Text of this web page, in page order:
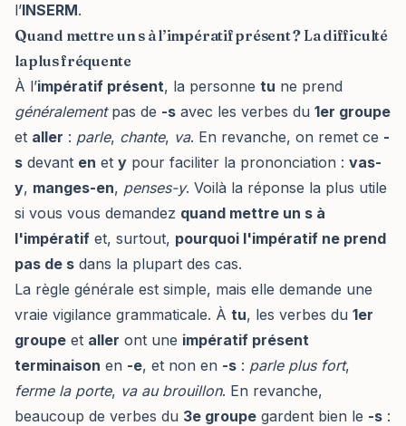
l’INSERM.
Quand mettre un s à l’impératif présent ? La difficulté
la plus fréquente
À l’impératif présent, la personne tu ne prend
généralementpas de -s avec les verbes du 1er groupe
et aller : parle, chante, va. En revanche, on remet ce -
s devant en et y pour faciliter la prononciation : vas-
y, manges-en, penses-y. Voilà la réponse la plus utile
si vous vous demandez quand mettre un s à
l'impératif et, surtout, pourquoi l'impératif ne prend
pas de s dans la plupart des cas.
La règle générale est simple, mais elle demande une
vraie vigilance grammaticale. À tu, les verbes du 1er
groupe et aller ont une impératif présent
terminaison en -e, et non en -s : parle plus fort,
ferme la porte, va au brouillon. En revanche,
beaucoup de verbes du 3e groupe gardent bien le -s :